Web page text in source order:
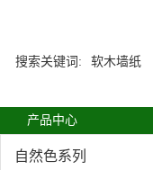
搜索关键词: 软木墙纸
产品中心
自然色系列